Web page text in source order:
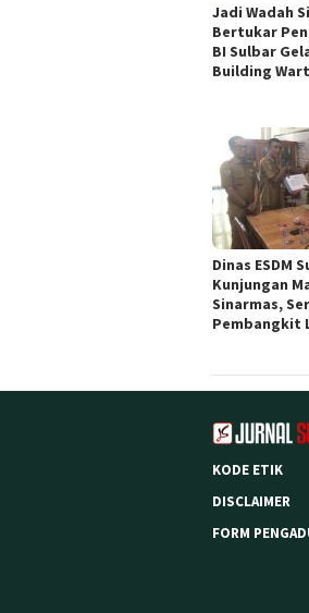
Jadi Wadah
Bertukar
BI Sulbar
Building
Dinas ESDM
Kunjungan
Sinarmas,
Pembangkit
KODE ETIK
DISCLAIMER
FORM